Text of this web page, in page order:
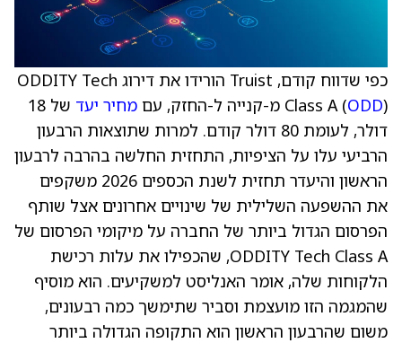
כפי שדווח קודם, Truist הורידו את דירוג ODDITY Tech
Class A (ODD) מ-קנייה ל-החזק, עם מחיר יעד
של 18
דולר, לעומת 80 דולר קודם. למרות שתוצאות הרבעון
הרביעי עלו על הציפיות, התחזית החלשה בהרבה לרבעון
הראשון והיעדר תחזית לשנת הכספים 2026 משקפים
את ההשפעה השלילית של שינויים אחרונים אצל שותף
הפרסום הגדול ביותר של החברה על מיקומי הפרסום של
ODDITY Tech Class A, שהכפילו את עלות רכישת
הלקוחות שלה, אומר האנליסט למשקיעים. הוא מוסיף
שהמגמה הזו מועצמת וסביר שתימשך כמה רבעונים,
משום שהרבעון הראשון הוא התקופה הגדולה ביותר